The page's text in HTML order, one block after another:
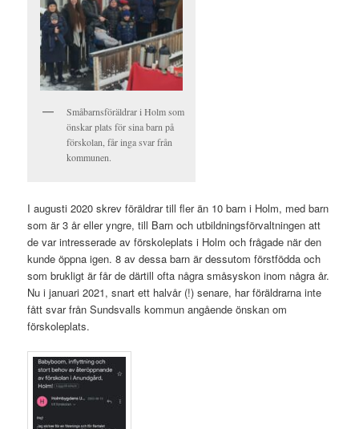
Småbarnsföräldrar i Holm som
önskar plats för sina barn på
förskolan, får inga svar från
kommunen.
I augusti 2020 skrev föräldrar till fler än 10 barn i Holm, med barn
som är 3 år eller yngre, till Barn och utbildningsförvaltningen att
de var intresserade av förskoleplats i Holm och frågade när den
kunde öppna igen. 8 av dessa barn är dessutom förstfödda och
som brukligt är får de därtill ofta några småsyskon inom några år.
Nu i januari 2021, snart ett halvår (!) senare, har föräldrarna inte
fått svar från Sundsvalls kommun angående önskan om
förskoleplats.